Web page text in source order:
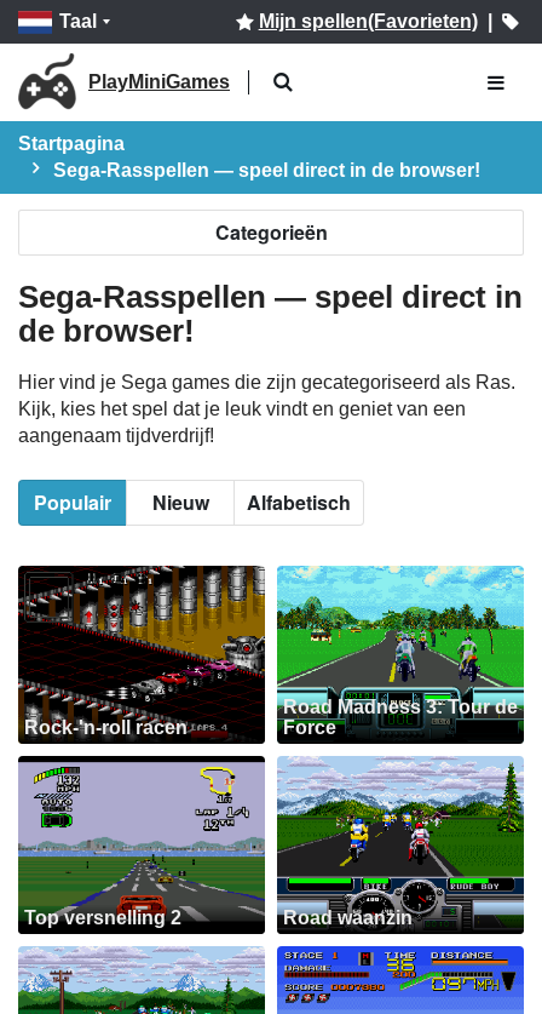
Taal Mijn spellen(Favorieten)|
PlayMiniGames
Startpagina
Sega-Rasspellen — speel direct in de browser!
Categorieën
Sega-Rasspellen — speel direct in
de browser!
Hier vind je Sega games die zijn gecategoriseerd als Ras.
Kijk, kies het spel dat je leuk vindt en geniet van een
aangenaam tijdverdrijf!
Populair Nieuw Alfabetisch
Rock-'n-roll racen
Road Madness 3: Tour de
Force
Top versnelling 2 Road waanzin